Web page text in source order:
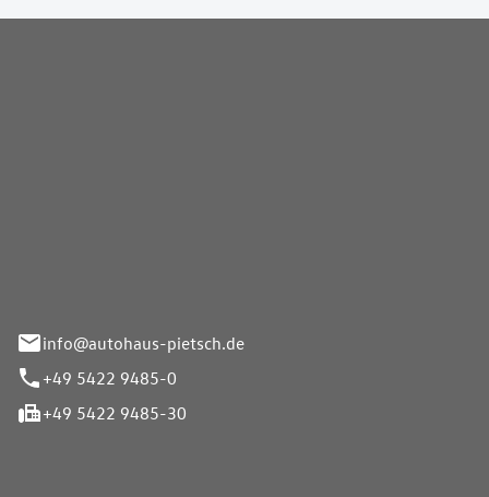
info@autohaus-pietsch.de
+49 5422 9485-0
+49 5422 9485-30